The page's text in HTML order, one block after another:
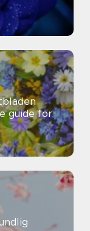
guide för